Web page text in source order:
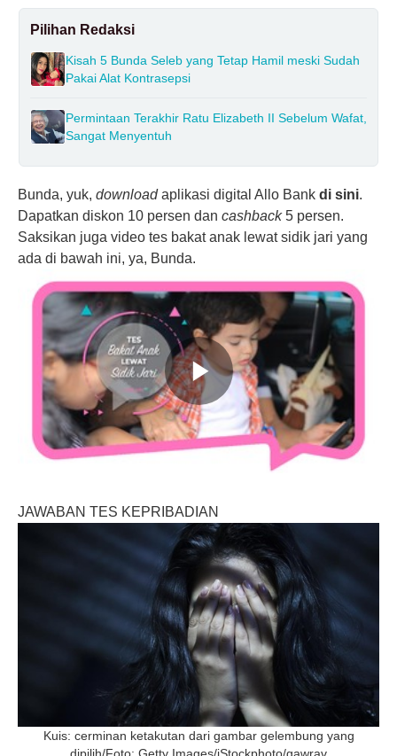
Pilihan Redaksi
Kisah 5 Bunda Seleb yang Tetap Hamil meski Sudah
Pakai Alat Kontrasepsi
Permintaan Terakhir Ratu Elizabeth II Sebelum Wafat,
Sangat Menyentuh
Bunda, yuk, downloadaplikasi digital Allo Bank di sini.
Dapatkan diskon 10 persen dan cashback5 persen.
Saksikan juga video tes bakat anak lewat sidik jari yang
ada di bawah ini, ya, Bunda.
JAWABAN TES KEPRIBADIAN
Kuis: cerminan ketakutan dari gambar gelembung yang